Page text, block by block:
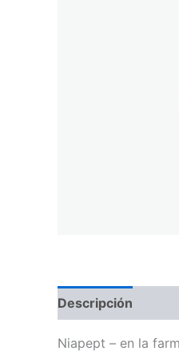
Descripción
Niapept – en la